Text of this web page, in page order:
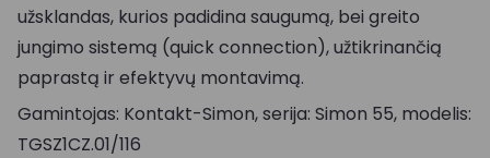
užsklandas, kurios padidina saugumą, bei greito
jungimo sistemą (quick connection), užtikrinančią
paprastą ir efektyvų montavimą.
Gamintojas: Kontakt-Simon, serija: Simon 55, modelis:
TGSZ1CZ.01/116